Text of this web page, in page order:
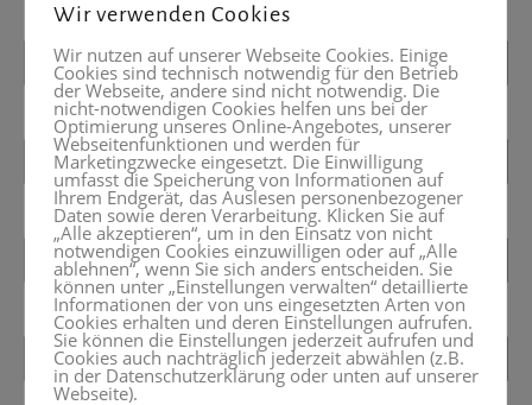
Wir verwenden Cookies
Wir nutzen auf unserer Webseite Cookies. Einige
Cookies sind technisch notwendig für den Betrieb
der Webseite, andere sind nicht notwendig. Die
nicht-notwendigen Cookies helfen uns bei der
Optimierung unseres Online-Angebotes, unserer
Webseitenfunktionen und werden für
Marketingzwecke eingesetzt. Die Einwilligung
umfasst die Speicherung von Informationen auf
Ihrem Endgerät, das Auslesen personenbezogener
Daten sowie deren Verarbeitung. Klicken Sie auf
„Alle akzeptieren“, um in den Einsatz von nicht
notwendigen Cookies einzuwilligen oder auf „Alle
ablehnen“, wenn Sie sich anders entscheiden. Sie
können unter „Einstellungen verwalten“ detaillierte
Informationen der von uns eingesetzten Arten von
Cookies erhalten und deren Einstellungen aufrufen.
Sie können die Einstellungen jederzeit aufrufen und
Cookies auch nachträglich jederzeit abwählen (z.B.
in der Datenschutzerklärung oder unten auf unserer
Webseite).